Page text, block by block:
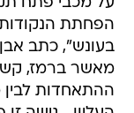
על מכבי פתח
הפחתת
בעונש", כתב
מאשר ברמז, קשר
ההתאחדות לבין